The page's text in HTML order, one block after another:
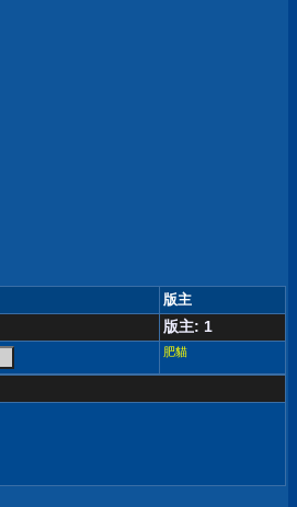
版主
版主: 1
肥貓